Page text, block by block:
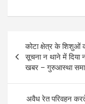
ce
o
o
k
st
o
d
o
n
Post
navigation
कोटा क्षेत्र के शिशुओं
सूचना न थाने में दिया न
खबर – गुरुआस्था
अवैध रेत परिवहन